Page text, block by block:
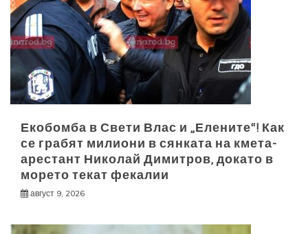
Екобомба в Свети Влас и „Елените“! Как
се грабят милиони в сянката на кмета-
арестант Николай Димитров, докато в
морето текат фекалии
август 9, 2026